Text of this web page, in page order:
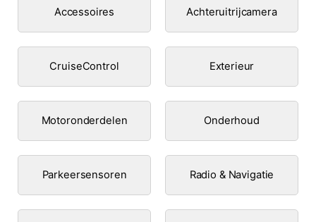
Accessoires Achteruitrijcamera
CruiseControl Exterieur
Motoronderdelen Onderhoud
Parkeersensoren Radio & Navigatie